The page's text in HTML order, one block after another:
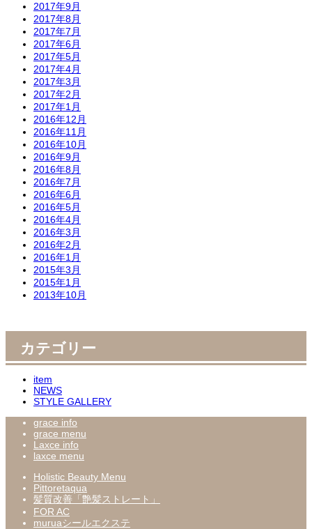
2017年9月
2017年8月
2017年7月
2017年6月
2017年5月
2017年4月
2017年3月
2017年2月
2017年1月
2016年12月
2016年11月
2016年10月
2016年9月
2016年8月
2016年7月
2016年6月
2016年5月
2016年4月
2016年3月
2016年2月
2016年1月
2015年3月
2015年1月
2013年10月
カテゴリー
item
NEWS
STYLE GALLERY
grace info
grace menu
Laxce info
laxce menu
Holistic Beauty Menu
Pittoretaqua
髪質改善「艶髪ストレート」
FOR AC
muruaシールエクステ